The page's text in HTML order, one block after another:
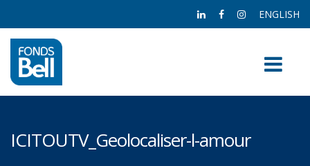
ENGLISH
ICITOUTV_Geolocaliser-l-amour